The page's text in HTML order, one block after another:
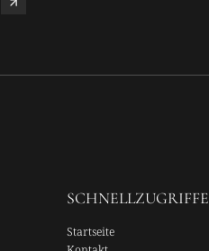
SCHNELLZUGRIFFE
Startseite